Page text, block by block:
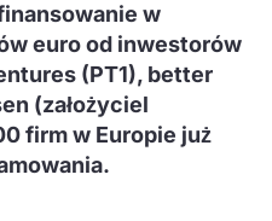
w
euro od inwestorów
(PT1), better
(założyciel
firm w Europie już